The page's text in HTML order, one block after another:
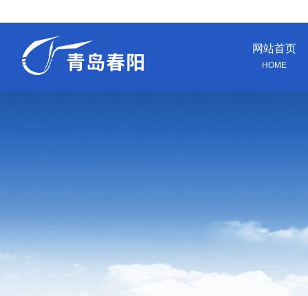
网站首页
HOME